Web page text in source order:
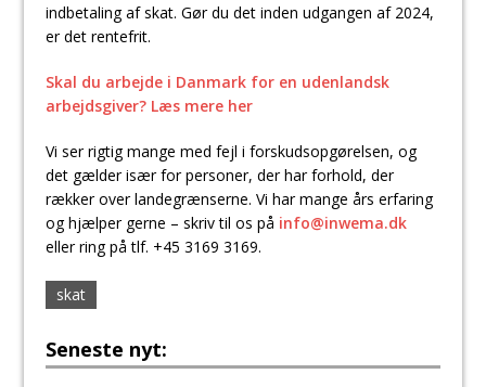
indbetaling af skat. Gør du det inden udgangen af 2024,
er det rentefrit.
Skal du arbejde i Danmark for en udenlandsk
arbejdsgiver? Læs mere her
Vi ser rigtig mange med fejl i forskudsopgørelsen, og
det gælder især for personer, der har forhold, der
rækker over landegrænserne. Vi har mange års erfaring
og hjælper gerne – skriv til os på info@inwema.dk
eller ring på tlf. +45 3169 3169.
skat
Seneste nyt: